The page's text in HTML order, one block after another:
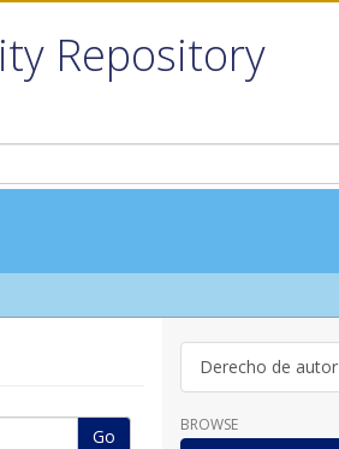
Repository
Go
Derecho de autor
BROWSE